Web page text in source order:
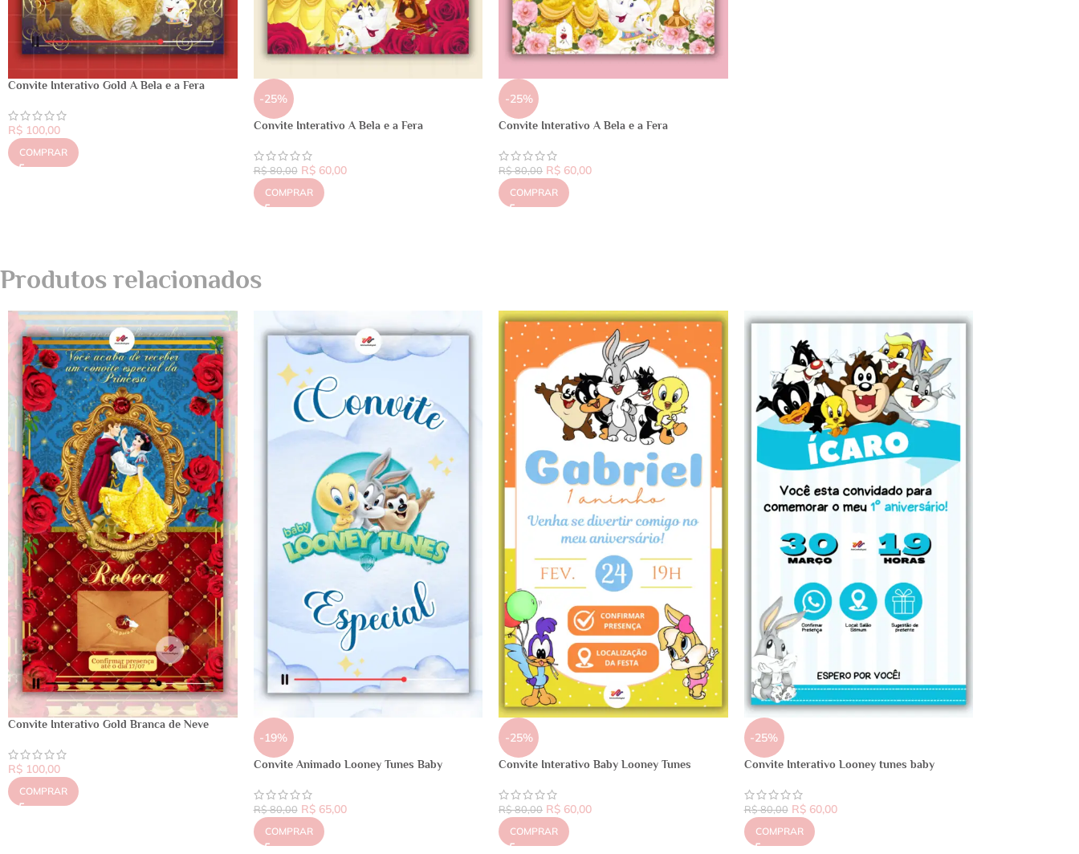
Convite Interativo Gold A Bela e a Fera
R$ 100,00
COMPRAR
-25%
Convite Interativo A Bela e a Fera
R$80,00 R$60,00
COMPRAR
-25%
Convite Interativo A Bela e a Fera
R$80,00 R$ 60,00
COMPRAR
Produtos relacionados
Convite Interativo Gold Branca de Neve
R$ 100,00
COMPRAR
-19%
Convite Animado Looney Tunes Baby
R$80,00 R$65,00
COMPRAR
-25%
Convite Interativo Baby Looney Tunes
R$80,00 R$ 60,00
COMPRAR
-25%
Convite Interativo Looney tunes baby
R$80,00 R$60,00
COMPRAR